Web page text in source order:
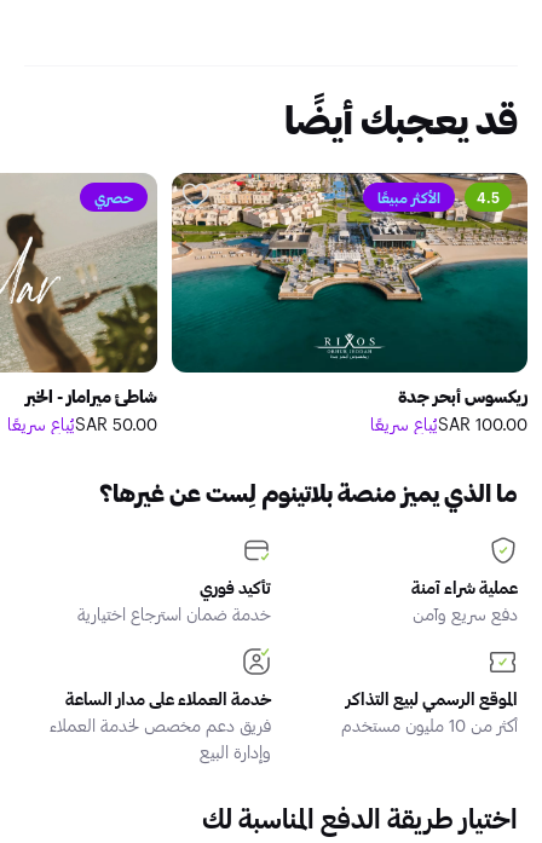
قد يعجبك أيضًا
4.5 الأكثر مبيعًا
ريكسوس أبحر جدة
100.00 SAR
يُباع سريعًا
حصري
شاطئ ميرامار - الخبر
50.00 SAR
يُباع سريعًا
ما الذي يميز منصة بلاتينوم لِست عن غيرها؟
عملية شراء آمنة
دفع سريع وآمن
تأكيد فوري
خدمة ضمان استرجاع اختيارية
الموقع الرسمي لبيع التذاكر
أكثر من 10 مليون مستخدم
خدمة العملاء على مدار الساعة
فريق دعم مخصص لخدمة العملاء
وإدارة البيع
اختيار طريقة الدفع المناسبة لك